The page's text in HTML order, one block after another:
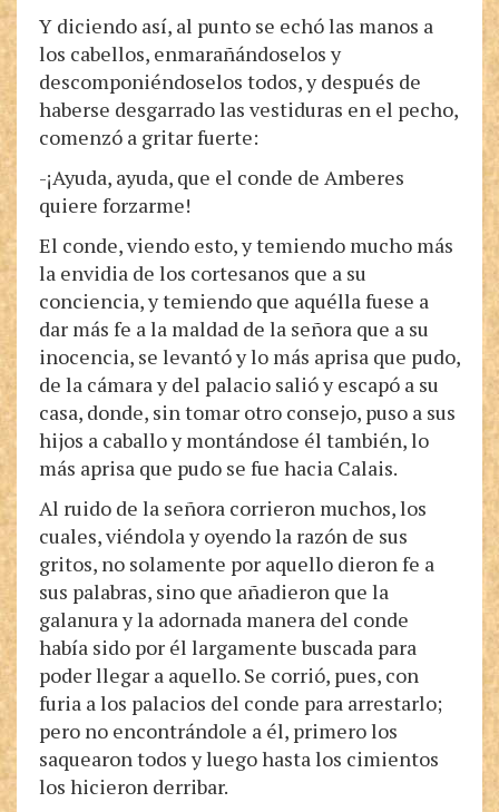
Y diciendo así, al punto se echó las manos a
los cabellos, enmarañándoselos y
descomponiéndoselos todos, y después de
haberse desgarrado las vestiduras en el pecho,
comenzó a gritar fuerte:
-¡Ayuda, ayuda, que el conde de Amberes
quiere forzarme!
El conde, viendo esto, y temiendo mucho más
la envidia de los cortesanos que a su
conciencia, y temiendo que aquélla fuese a
dar más fe a la maldad de la señora que a su
inocencia, se levantó y lo más aprisa que pudo,
de la cámara y del palacio salió y escapó a su
casa, donde, sin tomar otro consejo, puso a sus
hijos a caballo y montándose él también, lo
más aprisa que pudo se fue hacia Calais.
Al ruido de la señora corrieron muchos, los
cuales, viéndola y oyendo la razón de sus
gritos, no solamente por aquello dieron fe a
sus palabras, sino que añadieron que la
galanura y la adornada manera del conde
había sido por él largamente buscada para
poder llegar a aquello. Se corrió, pues, con
furia a los palacios del conde para arrestarlo;
pero no encontrándole a él, primero los
saquearon todos y luego hasta los cimientos
los hicieron derribar.